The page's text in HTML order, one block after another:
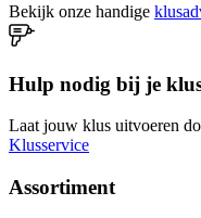
Bekijk onze handige
Hulp nodig bij je
Laat jouw klus uitvoeren
Klusservice
Assortiment